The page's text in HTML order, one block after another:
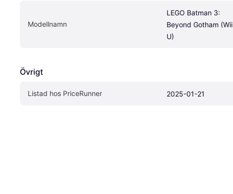
Modellnamn
LEGO Batman 3:
Beyond Gotham (Wii
U)
Övrigt
Listad hos PriceRunner 2025-01-21